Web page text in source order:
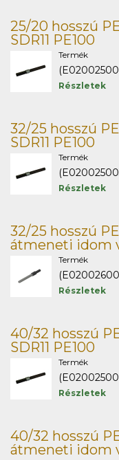
25/20 hosszú
SDR11 PE100
Termék
Részletek
32/25 hosszú
SDR11 PE100
Termék
Részletek
32/25 hosszú
átmeneti idom
Termék
Részletek
40/32 hosszú
SDR11 PE100
Termék
Részletek
40/32 hosszú
átmeneti idom